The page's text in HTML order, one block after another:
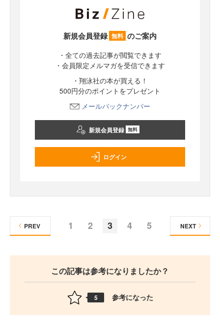
新規会員登録 無料 のご案内
・全ての過去記事が閲覧できます
・会員限定メルマガを受信できます
・翔泳社の本が買える！
500円分のポイントをプレゼント
メールバックナンバー
新規会員登録 無料
ログイン
1 2 3 4 5
PREV NEXT
この記事は参考になりましたか？
5 参考になった